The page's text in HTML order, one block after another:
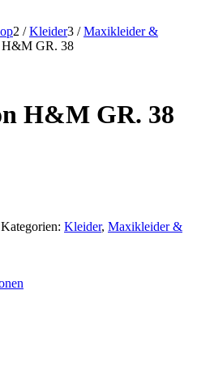
2 / Kleider3 / Maxikleider &
GR. 38
H&M GR. 38
Kategorien: Kleider, Maxikleider &